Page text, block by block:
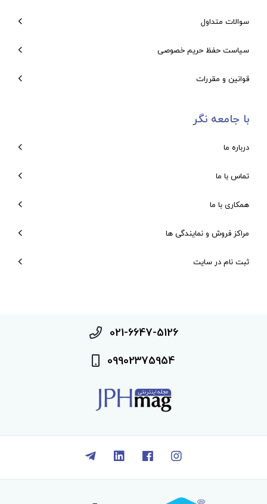
سوالات متداول
سیاست حفظ حریم خصوصی
قوانین و مقررات
با جامعه نگر
درباره ما
تماس با ما
همکاری با ما
مراکز فروش و نمایندگی ها
ثبت نام در سایت
021-6647-5126
09902375954